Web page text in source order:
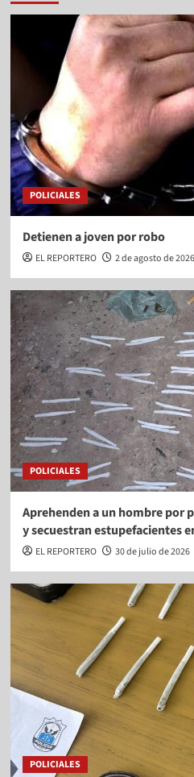
POLICIALES
Detienen a joven por robo
EL REPORTERO 2 de agosto de 2026
POLICIALES
Aprehenden a un hombre por
y secuestran estupefacientes
EL REPORTERO 30 de julio de 2026
POLICIALES